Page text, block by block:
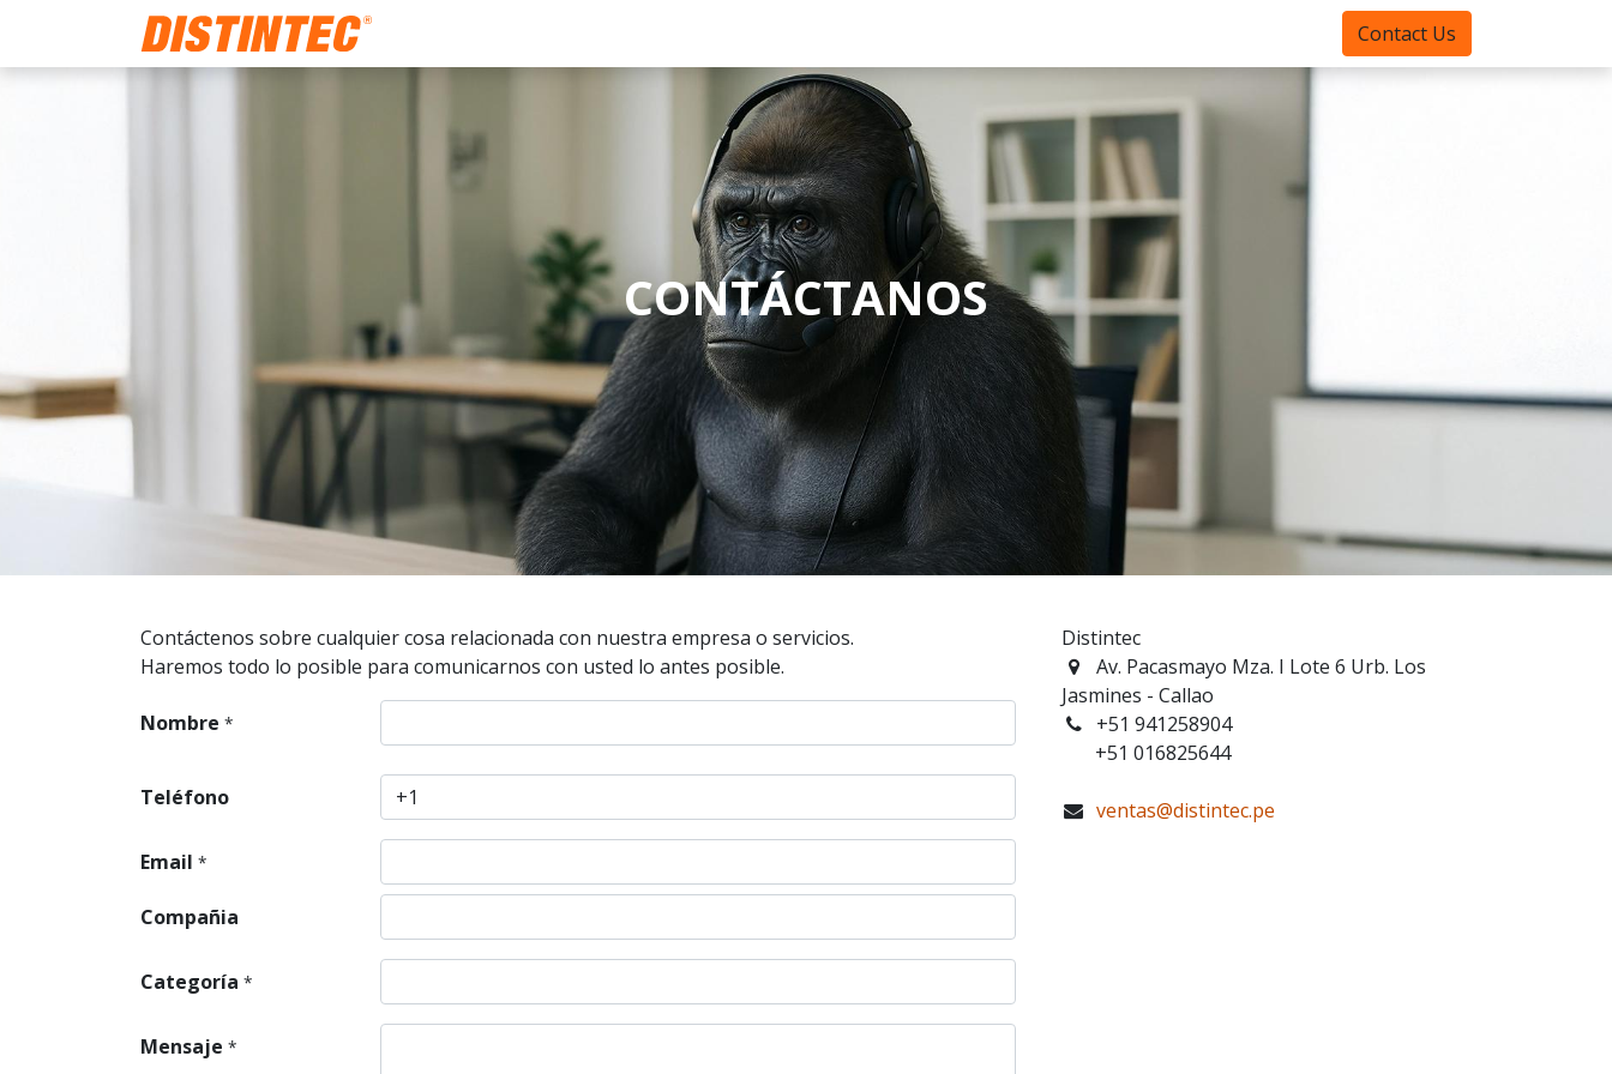
Contact Us
CONTÁCTANOS
Contáctenos sobre cualquier cosa relacionada con nuestra empresa o servicios.
Haremos todo lo posible para comunicarnos con usted lo antes posible.
Nombre *
Teléfono
Email *
Compañia
Categoría *
Mensaje *
Distintec
Av. Pacasmayo Mza. I Lote 6 Urb. Los
Jasmines - Callao
+51 941258904
+51 016825644
ventas@distintec.pe